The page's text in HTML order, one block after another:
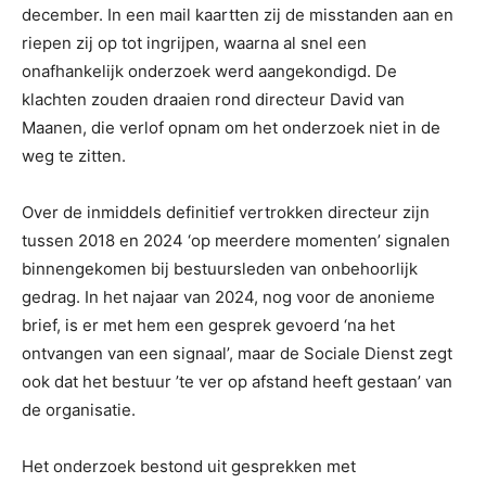
december. In een mail kaartten zij de misstanden aan en
riepen zij op tot ingrijpen, waarna al snel een
onafhankelijk onderzoek werd aangekondigd. De
klachten zouden draaien rond directeur David van
Maanen, die verlof opnam om het onderzoek niet in de
weg te zitten.
Over de inmiddels definitief vertrokken directeur zijn
tussen 2018 en 2024 ‘op meerdere momenten’ signalen
binnengekomen bij bestuursleden van onbehoorlijk
gedrag. In het najaar van 2024, nog voor de anonieme
brief, is er met hem een gesprek gevoerd ‘na het
ontvangen van een signaal’, maar de Sociale Dienst zegt
ook dat het bestuur ’te ver op afstand heeft gestaan’ van
de organisatie.
Het onderzoek bestond uit gesprekken met